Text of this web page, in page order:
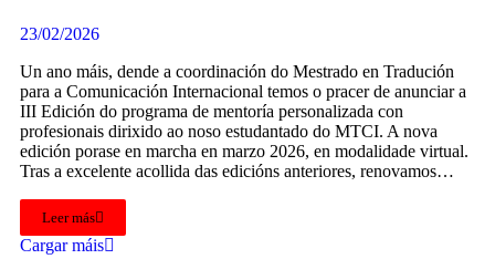
23/02/2026
Un ano máis, dende a coordinación do Mestrado en Tradución
para a Comunicación Internacional temos o pracer de anunciar a
III Edición do programa de mentoría personalizada con
profesionais dirixido ao noso estudantado do MTCI. A nova
edición porase en marcha en marzo 2026, en modalidade virtual.
Tras a excelente acollida das edicións anteriores, renovamos…
Leer más
Cargar máis